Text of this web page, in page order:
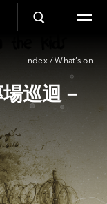
Index / What’s on
巡迴－